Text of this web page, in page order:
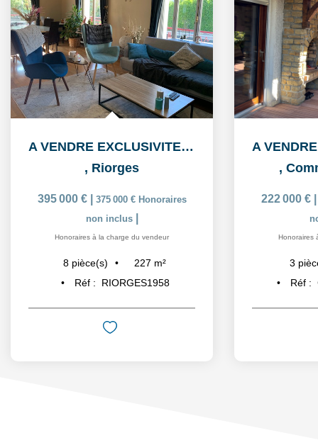
A VENDRE EXCLUSIVITE RIORGES MAISON 4 CHAMBRES
, Riorges
395 000 € 375 000 € Honoraires
non inclus
Honoraires à la charge du vendeur
8 pièce(s) 227 m²
Réf :
RIORGES1958
,
222 000 €
Honoraires
3
Réf :